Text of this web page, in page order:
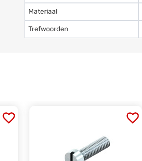
Materiaal
Trefwoorden